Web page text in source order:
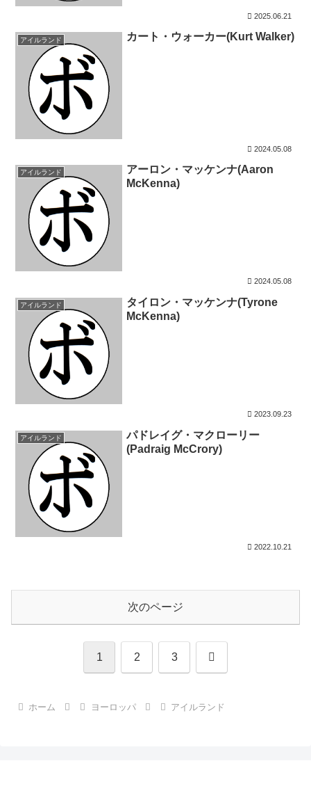
2025.06.21
アイルランド カート・ウォーカー(Kurt Walker)
2024.05.08
アイルランド
アーロン・マッケンナ(Aaron
McKenna)
2024.05.08
アイルランド
タイロン・マッケンナ(Tyrone
McKenna)
2023.09.23
アイルランド
パドレイグ・マクローリー
(Padraig McCrory)
2022.10.21
次のページ
1 2 3 次
ホーム ヨーロッパ アイルランド